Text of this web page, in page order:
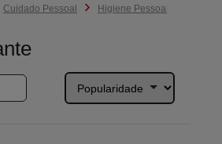
Cuidado Pessoal Higiene Pessoal